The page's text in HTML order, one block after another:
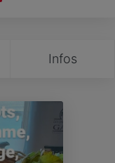
Infos